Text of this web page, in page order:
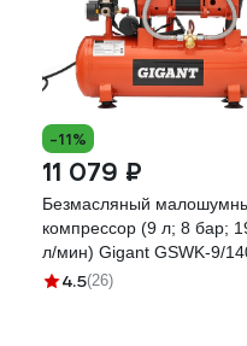
-11%
11 079 ₽
Безмасляный
компрессор (9 л; 8 бар;
л/мин) Gigant GSWK-9/
4.5(26)